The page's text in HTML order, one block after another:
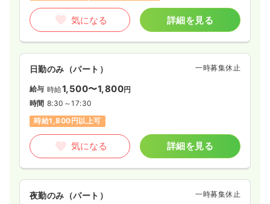
気になる 詳細を見る
日勤のみ（パート） 一時募集休止
給与 時給1,500〜1,800円
時間 8:30～17:30
時給1,800円以上可
気になる 詳細を見る
夜勤のみ（パート） 一時募集休止